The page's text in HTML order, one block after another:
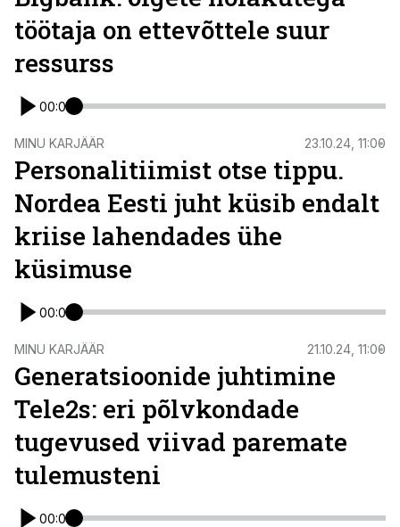
töötaja on ettevõttele suur
ressurss
00:00
ST
MINU KARJÄÄR 23.10.24, 11:00
Personalitiimist otse tippu.
Nordea Eesti juht küsib endalt
kriise lahendades ühe
küsimuse
00:00
ST
MINU KARJÄÄR 21.10.24, 11:00
Generatsioonide juhtimine
Tele2s: eri põlvkondade
tugevused viivad paremate
tulemusteni
00:00